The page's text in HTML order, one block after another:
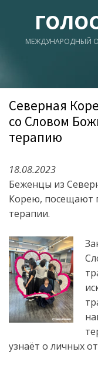
МЕЖДУНАРОДНЫЙ
Северная
со Словом
терапию
18.08.2023
Беженцы из
Корею, посещают
терапии.
узнаёт о личных